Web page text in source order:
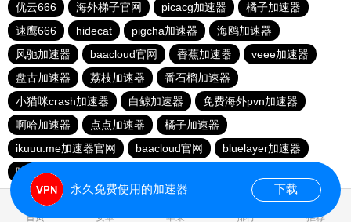
优云666
海外梯子官网 picacg加速器
橘子加速器
速鹰666
hidecat pigcha加速器
海鸥加速器
风驰加速器
baacloud官网 香蕉加速器
veee加速器
盘古加速器
荔枝加速器
番石榴加速器
小猫咪crash加速器
白鲸加速器
免费海外pvn加速器
啊哈加速器
点点加速器
橘子加速器
ikuuu.me加速器官网
baacloud官网
bluelayer加速器
哇哇加速器
首页 安卓 苹果 排行 推荐
永久免费使用的加速器 下载
0.019619s